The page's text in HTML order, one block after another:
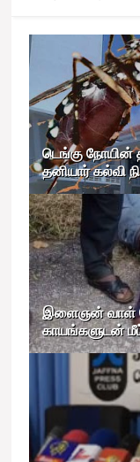
டெங்கு நோயின்
தனியார் கல்வி
இளைஞன் வாள்
காயங்களுடன்